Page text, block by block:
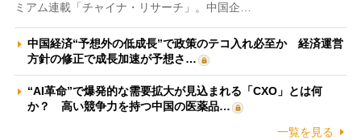
ミアム連載「チャイナ・リサーチ」。中国企…
中国経済“予想外の低成長”で政策のテコ入れ必至か 経済運営
方針の修正で成長加速が予想さ…
“AI革命”で爆発的な需要拡大が見込まれる「CXO」とは何
か？ 高い競争力を持つ中国の医薬品…
一覧を見る